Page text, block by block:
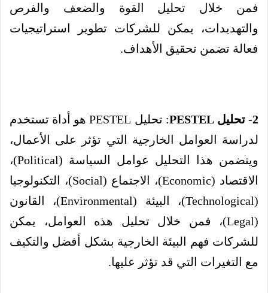
فمن خلال تحليل القوة والضعف والفرص
والتهديدات، يمكن للشركات تطوير استراتيجيات
فعالة تضمن تحقيق الأهداف.
2- تحليل PESTEL
: تحليل PESTEL هو أداة تستخدم
لدراسة العوامل الخارجية التي تؤثر على الأعمال،
ويتضمن هذا التحليل عوامل السياسة (Political)،
الاقتصاد (Economic)، الاجتماع (Social)، التكنولوجيا
(Technological)، البيئة (Environmental)، القانون
(Legal)، فمن خلال تحليل هذه العوامل، يمكن
للشركات فهم البيئة الخارجية بشكل أفضل والتكيف
مع التغيرات التي قد تؤثر عليها.